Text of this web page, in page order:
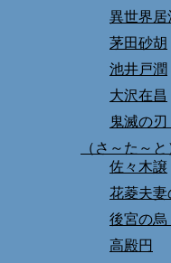
異世界居
茅田砂胡
池井戸潤
大沢在昌
鬼滅の
（さ～た～
佐々木譲
花菱夫妻
後宮の烏
高殿円